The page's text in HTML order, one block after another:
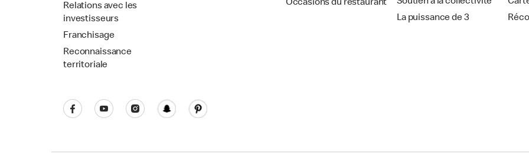
Relations avec les
investisseurs
Franchisage
Reconnaissance
territoriale
Occasions du restaurant
La puissance de 3